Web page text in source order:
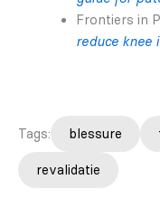
Frontiers in
reduce knee
Tags: blessure
revalidatie